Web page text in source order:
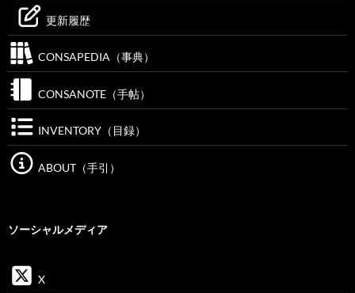
更新履歴
CONSAPEDIA（事典）
CONSANOTE（手帖）
INVENTORY（目録）
ABOUT（手引）
ソーシャルメディア
X